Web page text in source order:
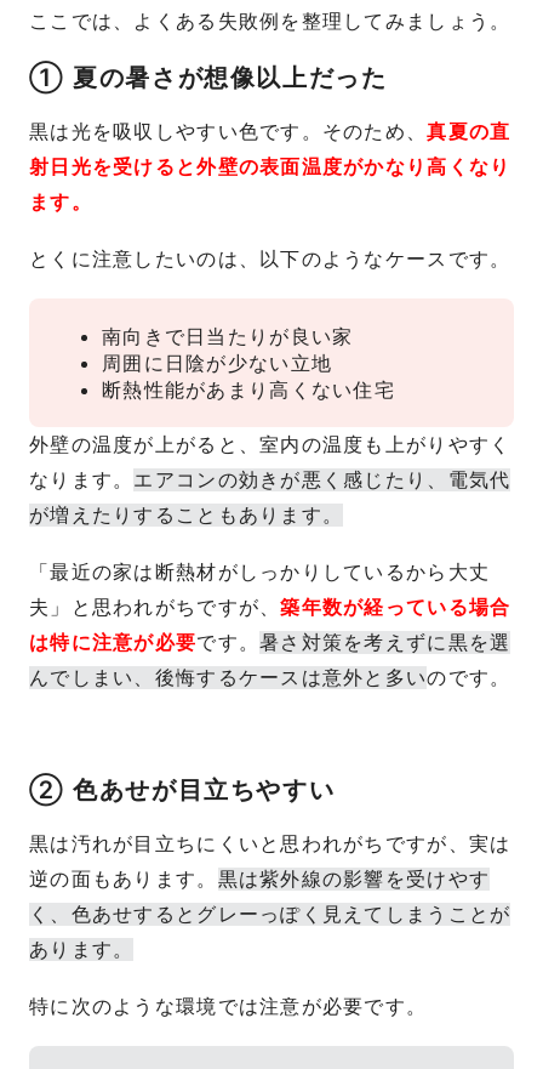
ここでは、よくある失敗例を整理してみましょう。
① 夏の暑さが想像以上だった
黒は光を吸収しやすい色です。そのため、真夏の直
射日光を受けると外壁の表面温度がかなり高くなり
ます。
とくに注意したいのは、以下のようなケースです。
南向きで日当たりが良い家
周囲に日陰が少ない立地
断熱性能があまり高くない住宅
外壁の温度が上がると、室内の温度も上がりやすく
なります。 エアコンの効きが悪く感じたり、電気代
が増えたりすることもあります。
「最近の家は断熱材がしっかりしているから大丈
夫」と思われがちですが、築年数が経っている場合
は特に注意が必要です。暑さ対策を考えずに黒を選
んでしまい、後悔するケースは意外と多いのです。
② 色あせが目立ちやすい
黒は汚れが目立ちにくいと思われがちですが、実は
逆の面もあります。 黒は紫外線の影響を受けやす
く、色あせするとグレーっぽく見えてしまうことが
あります。
特に次のような環境では注意が必要です。